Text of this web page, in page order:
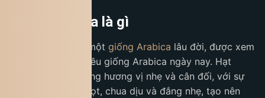
Cà phê Typica là gì
là một giống Arabica lâu đời, được xem
là “tổ tiên” của nhiều giống Arabica ngày nay. Hạt
Typica thường mang hương vị nhẹ và cân đối, với sự
kết hợp giữa vị ngọt, chua dịu và đắng nhẹ, tạo nên